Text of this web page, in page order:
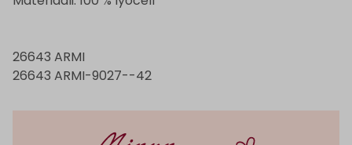
26643 ARMI
26643 ARMI-9027--42